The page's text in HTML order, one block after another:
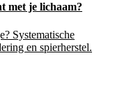
met je lichaam?
Systematische
en spierherstel.